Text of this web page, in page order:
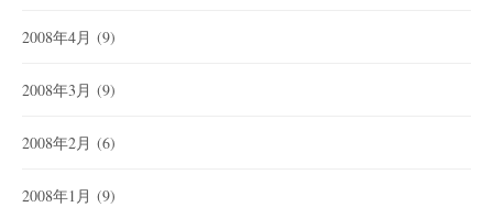
2008年4月 (9)
2008年3月 (9)
2008年2月 (6)
2008年1月 (9)